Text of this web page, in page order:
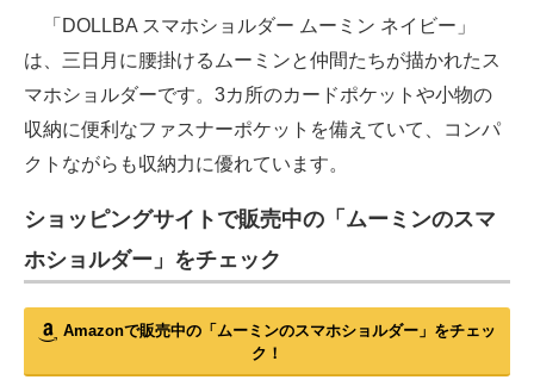
「DOLLBA スマホショルダー ムーミン ネイビー」
は、三日月に腰掛けるムーミンと仲間たちが描かれたス
マホショルダーです。3カ所のカードポケットや小物の
収納に便利なファスナーポケットを備えていて、コンパ
クトながらも収納力に優れています。
ショッピングサイトで販売中の「ムーミンのスマ
ホショルダー」をチェック
Amazonで販売中の「ムーミンのスマホショルダー」をチェッ
ク！